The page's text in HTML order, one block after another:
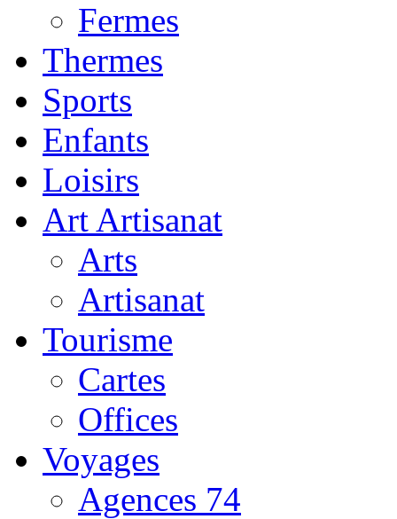
Fermes
Thermes
Sports
Enfants
Loisirs
Art Artisanat
Arts
Artisanat
Tourisme
Cartes
Offices
Voyages
Agences 74